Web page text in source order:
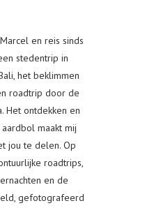
en reis sinds
stedentrip in
het beklimmen
roadtrip door de
Het ontdekken en
maakt mij
jou te delen. Op
roadtrips,
en de
gefotografeerd